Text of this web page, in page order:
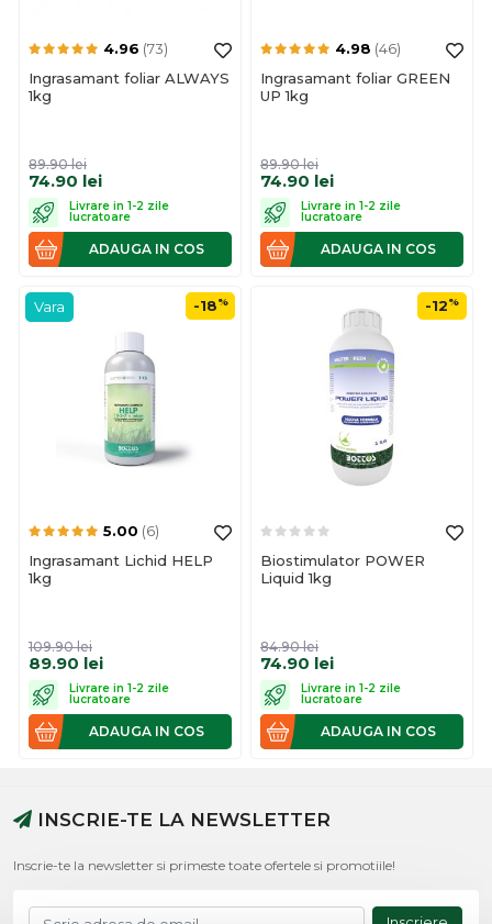
4.96 (73)
Ingrasamant foliar ALWAYS
1kg
74.90 lei
89.90 lei
Livrare in 1-2 zile
lucratoare
ADAUGA IN COS
4.98 (46)
Ingrasamant foliar GREEN
UP 1kg
74.90 lei
89.90 lei
Livrare in 1-2 zile
lucratoare
ADAUGA IN COS
-18%
Vara
5.00 (6)
Ingrasamant Lichid HELP
1kg
89.90 lei
109.90 lei
Livrare in 1-2 zile
lucratoare
ADAUGA IN COS
-12%
Biostimulator POWER
Liquid 1kg
74.90 lei
84.90 lei
Livrare in 1-2 zile
lucratoare
ADAUGA IN COS
INSCRIE-TE LA NEWSLETTER
Inscrie-te la newsletter si primeste toate ofertele si promotiile!